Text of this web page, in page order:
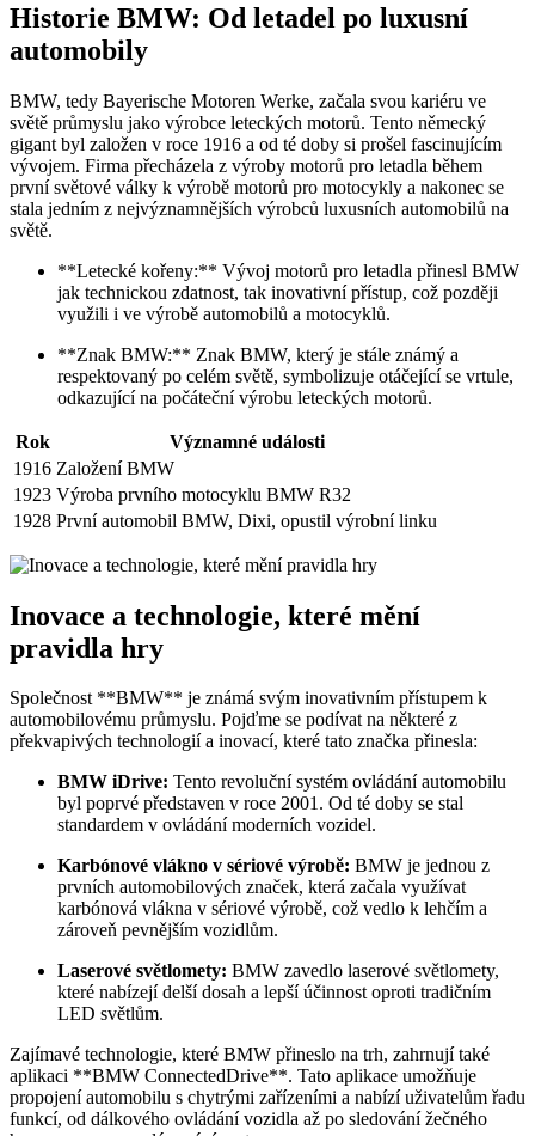
Historie BMW: Od letadel po luxusní
automobily
BMW, tedy Bayerische Motoren Werke, začala svou kariéru ve
světě průmyslu jako výrobce leteckých motorů. Tento německý
gigant byl založen v roce 1916 a od té doby si prošel fascinujícím
vývojem. Firma přecházela z výroby motorů pro letadla během
první světové války k výrobě motorů pro motocykly a nakonec se
stala jedním z nejvýznamnějších výrobců luxusních automobilů na
světě.
**Letecké kořeny:** Vývoj motorů pro letadla přinesl BMW
jak technickou zdatnost, tak inovativní přístup, což později
využili i ve výrobě automobilů a motocyklů.
**Znak BMW:** Znak BMW, který je stále známý a
respektovaný po celém světě, symbolizuje otáčející se vrtule,
odkazující na počáteční výrobu leteckých motorů.
Rok
Významné události
1916 Založení BMW
1923 Výroba prvního motocyklu BMW R32
1928 První automobil BMW, Dixi, opustil výrobní linku
Inovace a technologie, které mění
pravidla hry
Společnost **BMW** je známá svým inovativním přístupem k
automobilovému průmyslu. Pojďme se podívat na některé z
překvapivých technologií a inovací, které tato značka přinesla:
BMW iDrive: Tento revoluční systém ovládání automobilu
byl poprvé představen v roce 2001. Od té doby se stal
standardem v ovládání moderních vozidel.
Karbónové vlákno v sériové výrobě: BMW je jednou z
prvních automobilových značek, která začala využívat
karbónová vlákna v sériové výrobě, což vedlo k lehčím a
zároveň pevnějším vozidlům.
Laserové světlomety: BMW zavedlo laserové světlomety,
které nabízejí delší dosah a lepší účinnost oproti tradičním
LED světlům.
Zajímavé technologie, které BMW přineslo na trh, zahrnují také
aplikaci **BMW ConnectedDrive**. Tato aplikace umožňuje
propojení automobilu s chytrými zařízeními a nabízí uživatelům řadu
funkcí, od dálkového ovládání vozidla až po sledování žečného